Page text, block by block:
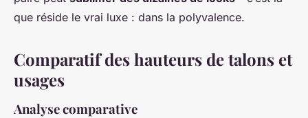
que réside le vrai luxe : dans la polyvalence.
Comparatif des hauteurs de talons et
usages
Analyse comparative